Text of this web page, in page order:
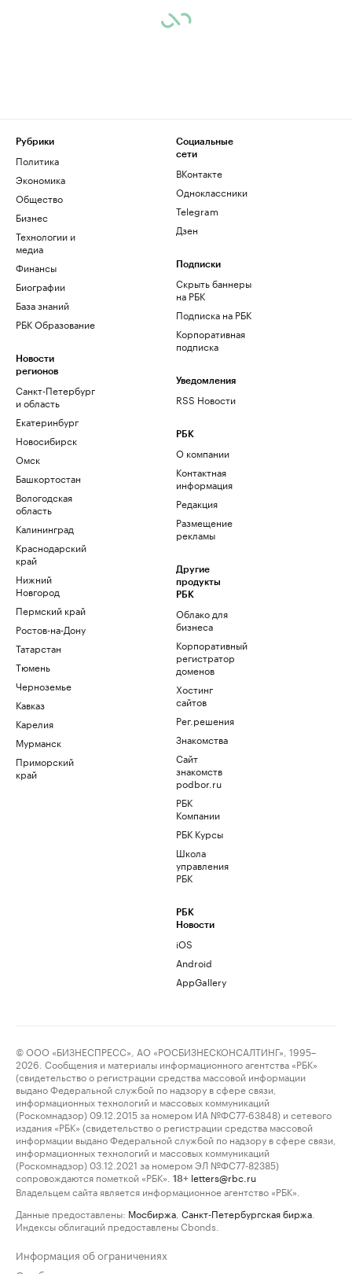
Рубрики
Политика
Экономика
Общество
Бизнес
Технологии и
медиа
Финансы
Биографии
База знаний
РБК Образование
Новости
регионов
Санкт-Петербург
и область
Екатеринбург
Новосибирск
Омск
Башкортостан
Вологодская
область
Калининград
Краснодарский
край
Нижний
Новгород
Пермский край
Ростов-на-Дону
Татарстан
Тюмень
Черноземье
Кавказ
Карелия
Мурманск
Приморский
край
Социальные
сети
ВКонтакте
Одноклассники
Telegram
Дзен
Подписки
Скрыть баннеры
на РБК
Подписка на РБК
Корпоративная
подписка
Уведомления
RSS Новости
РБК
О компании
Контактная
информация
Редакция
Размещение
рекламы
Другие
продукты
РБК
Облако для
бизнеса
Корпоративный
регистратор
доменов
Хостинг
сайтов
Рег.решения
Знакомства
Сайт
знакомств
podbor.ru
РБК
Компании
РБК Курсы
Школа
управления
РБК
РБК
Новости
iOS
Android
AppGallery
© ООО «БИЗНЕСПРЕСС», АО «РОСБИЗНЕСКОНСАЛТИНГ», 1995–
2026. Сообщения и материалы информационного агентства «РБК»
(свидетельство о регистрации средства массовой информации
выдано Федеральной службой по надзору в сфере связи,
информационных технологий и массовых коммуникаций
(Роскомнадзор) 09.12.2015 за номером ИА №ФС77-63848) и сетевого
издания «РБК» (свидетельство о регистрации средства массовой
информации выдано Федеральной службой по надзору в сфере связи,
информационных технологий и массовых коммуникаций
(Роскомнадзор) 03.12.2021 за номером ЭЛ №ФС77-82385)
сопровождаются пометкой «РБК».
18+ letters@rbc.ru
Владельцем сайта является информационное агентство «РБК».
Данные предоставлены: Мосбиржа Санкт-Петербургская биржа
Индексы облигаций предоставлены Cbonds.
Информация об ограничениях